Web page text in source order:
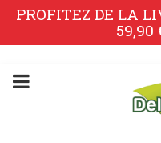
PROFITEZ DE LA
59,90